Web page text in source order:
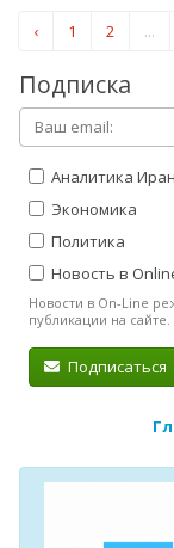
‹ 1 2 ...
Подписка
Аналитика
Экономика
Политика
Новость в
Новости в On-Line
публикации на
Подписаться